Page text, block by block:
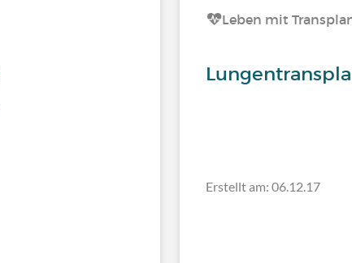
Leben mit
Erstellt am: 06.12.17